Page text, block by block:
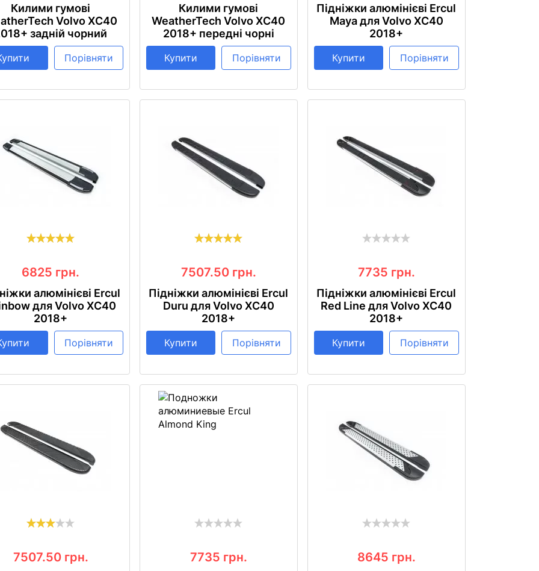
Килими гумові
Volvo XC40
задній чорний
Порівняти
Килими гумові
WeatherTech Volvo XC40
2018+ передні чорні
Купити Порівняти
Підніжки алюмінієві Ercul
Maya для Volvo XC40
2018+
Купити Порівняти
6825 грн.
алюмінієві Ercul
для Volvo XC40
2018+
Порівняти
7507.50 грн.
Підніжки алюмінієві Ercul
Duru для Volvo XC40
2018+
Купити Порівняти
7735 грн.
Підніжки алюмінієві Ercul
Red Line для Volvo XC40
2018+
Купити Порівняти
7507.50 грн. 7735 грн. 8645 грн.